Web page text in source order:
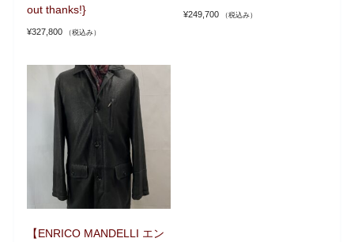
out thanks!}
¥327,800 （税込み）
¥249,700 （税込み）
【ENRICO MANDELLI エン